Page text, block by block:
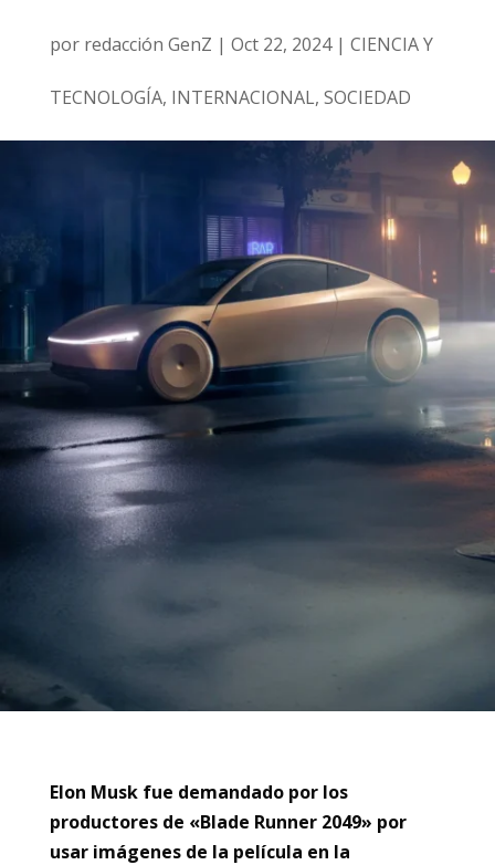
por redacción GenZ | Oct 22, 2024| CIENCIA Y
TECNOLOGÍA, INTERNACIONAL, SOCIEDAD
Elon Musk fue demandado por los
productores de «Blade Runner 2049» por
usar imágenes de la película en la